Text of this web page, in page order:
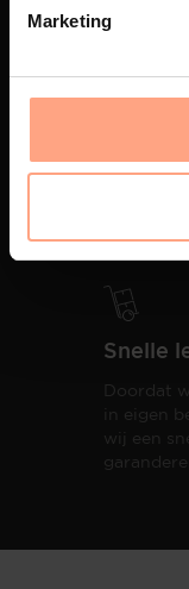
Marketing
totale
Snelle
Doordat
in eigen
wij een